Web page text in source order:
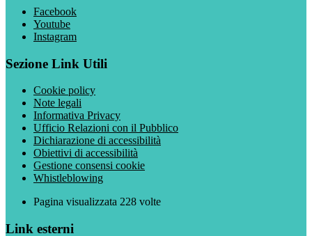
Facebook
Youtube
Instagram
Sezione Link Utili
Cookie policy
Note legali
Informativa Privacy
Ufficio Relazioni con il Pubblico
Dichiarazione di accessibilità
Obiettivi di accessibilità
Gestione consensi cookie
Whistleblowing
Pagina visualizzata 228 volte
Link esterni